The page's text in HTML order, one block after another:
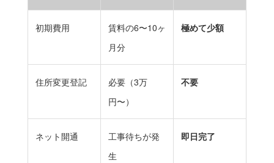
初期費用
賃料の6〜10ヶ
月分
極めて少額
住所変更登記
必要（3万
円〜）
不要
ネット開通
工事待ちが発
生
即日完了